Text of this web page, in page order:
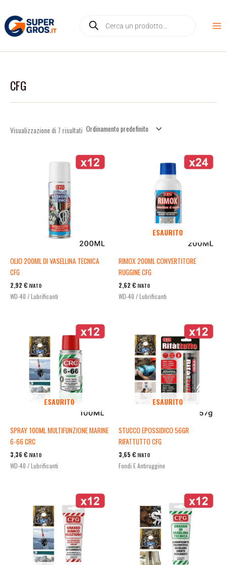
contenuto
search
i
s
i
b
l
CFG
Visualizzazione di 7 risultati
OLIO 200ML DI VASELLINA TECNICA
CFG
2,92 € IVATO
WD-40 / Lubrificanti
ESAURITO
RIMOX 200ML CONVERTITORE
RUGGINE CFG
2,62 € IVATO
WD-40 / Lubrificanti
ESAURITO
SPRAY 100ML MULTIFUNZIONE MARINE
6-66 CRC
3,36 € IVATO
WD-40 / Lubrificanti
ESAURITO
STUCCO EPOSSIDICO 56GR
RIFATTUTTO CFG
3,65 € IVATO
Fondi E Antiruggine